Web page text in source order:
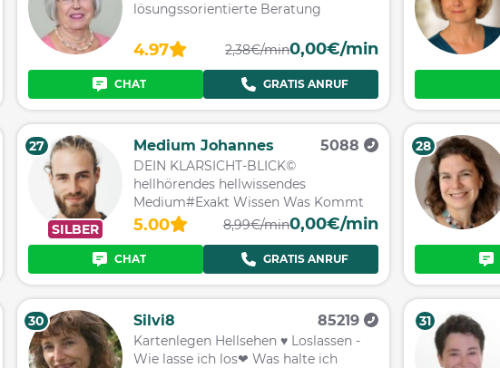
lösungssorientierte Beratung
4.97 2,38€/min0,00€/min
CHAT GRATIS ANRUF
SILBER
27 Medium Johannes 5088
DEIN KLARSICHT-BLICK©
hellhörendes hellwissendes
Medium#Exakt Wissen Was Kommt
5.00 8,99€/min0,00€/min
CHAT GRATIS ANRUF
28
30 Silvi8 85219
Kartenlegen Hellsehen ♥ Loslassen -
Wie lasse ich los❤ Was halte ich
31